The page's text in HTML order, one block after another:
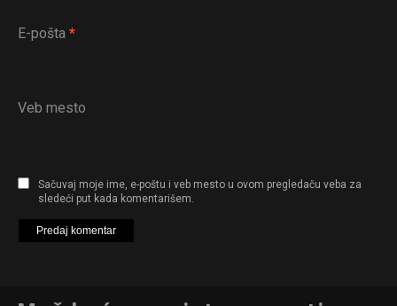
E-pošta *
Veb mesto
Sačuvaj moje ime, e-poštu i veb mesto u ovom pregledaču veba za
sledeći put kada komentarišem.